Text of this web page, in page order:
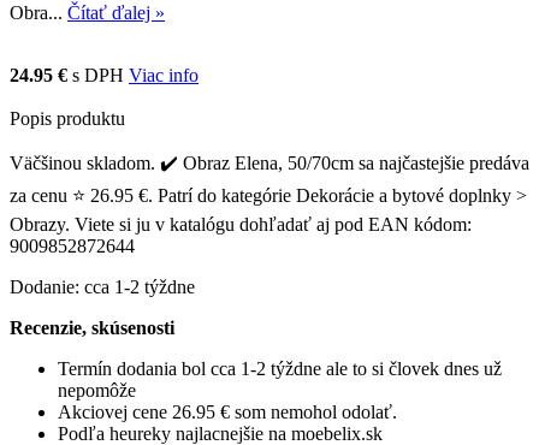
Obra... Čítať ďalej »
24.95 € s DPH Viac info
Popis produktu
Väčšinou skladom. ✔️ Obraz Elena, 50/70cm sa najčastejšie predáva
za cenu ⭐ 26.95 €. Patrí do kategórie Dekorácie a bytové doplnky >
Obrazy. Viete si ju v katalógu dohľadať aj pod EAN kódom:
9009852872644
Dodanie: cca 1-2 týždne
Recenzie, skúsenosti
Termín dodania bol cca 1-2 týždne ale to si človek dnes už
nepomôže
Akciovej cene 26.95 € som nemohol odolať.
Podľa heureky najlacnejšie na moebelix.sk